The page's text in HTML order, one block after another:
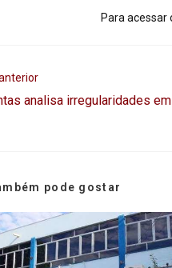
Para acessar
analisa irregularidades
pode gostar